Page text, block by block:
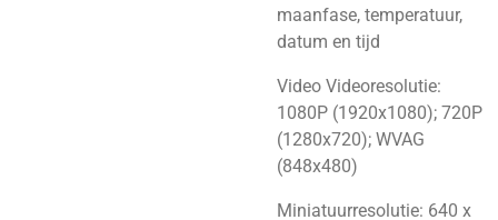
maanfase, temperatuur,
datum en tijd
Video Videoresolutie:
1080P (1920x1080); 720P
(1280x720); WVAG
(848x480)
Miniatuurresolutie: 640 x